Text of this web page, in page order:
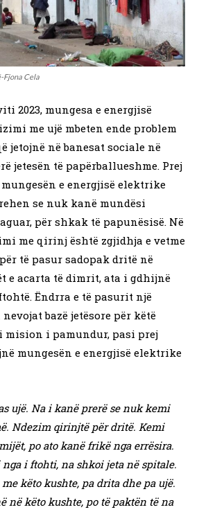
Fjona Cela
2023, mungesa e energjisë
me ujë mbeten ende problem
jetojnë në banesat sociale në
jetesën të papërballueshme. Prej
e energjisë elektrike
se nuk kanë mundësi
për shkak të papunësisë. Në
me qirinj është zgjidhja e vetme
të pasur sadopak dritë në
e acarta të dimrit, ata i gdhijnë
Ëndrra e të pasurit një
bazë jetësore për këtë
mision i pamundur, pasi prej
mungesën e energjisë elektrike
ujë. Na i kanë prerë se nuk kemi
Ndezim qirinjtë për dritë. Kemi
po ato kanë frikë nga errësira.
i ftohti, na shkoi jeta në spitale.
këto kushte, pa drita dhe pa ujë.
në këto kushte, po të paktën të na